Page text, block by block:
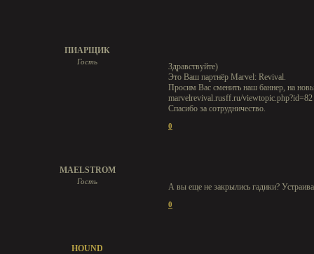
ПИАРЩИК
Гость
Здравствуйте)
Это Ваш партнёр Marvel: Revival.
Просим Вас сменить наш баннер, на
marvelrevival.rusff.ru/viewtopic.php?id=82
Спасибо за сотрудничество.
0
MAELSTROM
Гость
А вы еще не закрылись гадики?
0
HOUND